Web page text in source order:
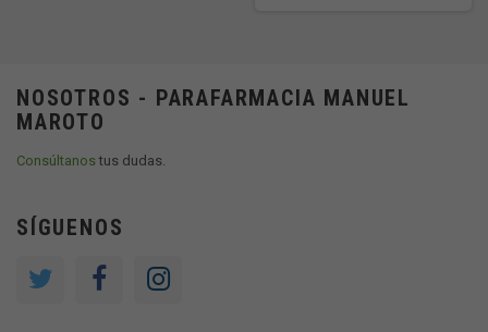
NOSOTROS - PARAFARMACIA MANUEL
MAROTO
Consúltanostus dudas.
SÍGUENOS